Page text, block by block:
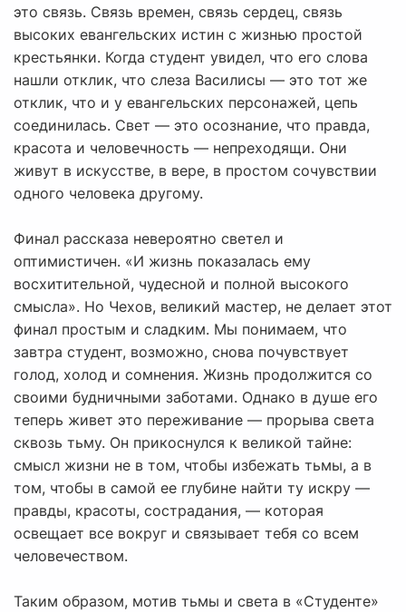
это связь. Связь времен, связь сердец, связь
высоких евангельских истин с жизнью простой
крестьянки. Когда студент увидел, что его слова
нашли отклик, что слеза Василисы — это тот же
отклик, что и у евангельских персонажей, цепь
соединилась. Свет — это осознание, что правда,
красота и человечность — непреходящи. Они
живут в искусстве, в вере, в простом сочувствии
одного человека другому.
Финал рассказа невероятно светел и
оптимистичен. «И жизнь показалась ему
восхитительной, чудесной и полной высокого
смысла». Но Чехов, великий мастер, не делает этот
финал простым и сладким. Мы понимаем, что
завтра студент, возможно, снова почувствует
голод, холод и сомнения. Жизнь продолжится со
своими будничными заботами. Однако в душе его
теперь живет это переживание — прорыва света
сквозь тьму. Он прикоснулся к великой тайне:
смысл жизни не в том, чтобы избежать тьмы, а в
том, чтобы в самой ее глубине найти ту искру —
правды, красоты, сострадания, — которая
освещает все вокруг и связывает тебя со всем
человечеством.
Таким образом, мотив тьмы и света в «Студенте»